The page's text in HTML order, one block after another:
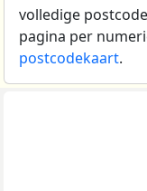
volledige
pagina per
postcodekaart.